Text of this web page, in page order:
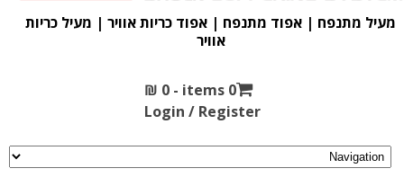
מעיל מתנפח | אפוד מתנפח | אפוד כריות אוויר | מעיל כריות
אוויר
0 items -
₪ 0
Login / Register